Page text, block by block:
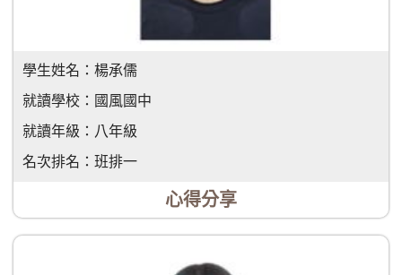
學生姓名： 楊承儒
就讀學校： 國風國中
就讀年級： 八年級
名次排名： 班排一
心得分享